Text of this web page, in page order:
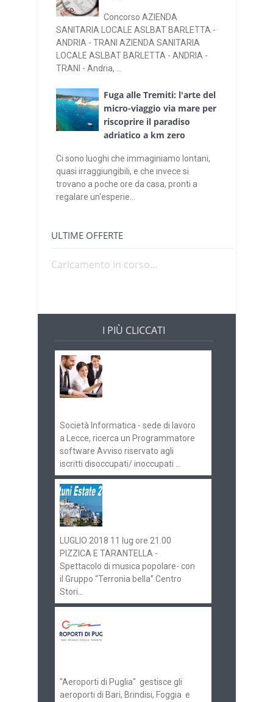
Concorso AZIENDA
SANITARIA LOCALE ASLBAT BARLETTA -
ANDRIA - TRANI AZIENDA SANITARIA
LOCALE ASLBAT BARLETTA - ANDRIA -
TRANI - Andria, ...
Fuga alle Tremiti: l'arte del
micro-viaggio via mare per
riscoprire il paradiso
adriatico a km zero
Ci sono luoghi che immaginiamo lontani,
quasi irraggiungibili, e che invece si
trovano a poche ore da casa, pronti a
regalare un'esperie...
ULTIME OFFERTE
Caricamento in corso...
I PIÙ CLICCATI
Società Informatica - sede di lavoro
a Lecce, ricerca un Programmatore
software Avviso riservato agli
iscritti disoccupati/ inoccupati ...
LUGLIO 2018 11 lug ore 21.00
PIZZICA E TARANTELLA -
Spettacolo di musica popolare- con
il Gruppo “Terronia bella” Centro
Stori...
"Aeroporti di Puglia" gestisce gli
aeroporti di Bari, Brindisi, Foggia e